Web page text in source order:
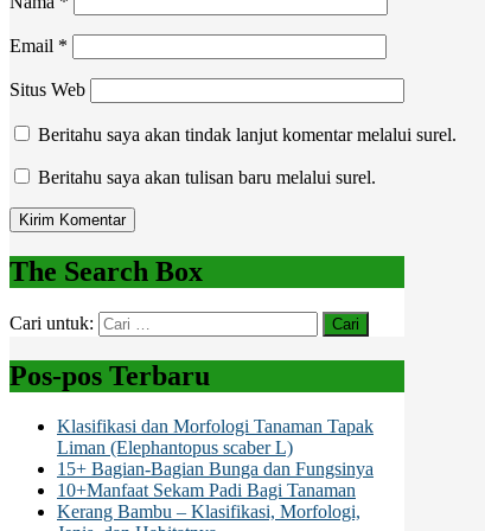
Email *
Situs Web
Beritahu saya akan tindak lanjut komentar melalui surel.
Beritahu saya akan tulisan baru melalui surel.
The Search Box
Cari untuk:
Pos-pos Terbaru
Klasifikasi dan Morfologi Tanaman Tapak
Liman (Elephantopus scaber L)
15+ Bagian-Bagian Bunga dan Fungsinya
10+Manfaat Sekam Padi Bagi Tanaman
Kerang Bambu – Klasifikasi, Morfologi,